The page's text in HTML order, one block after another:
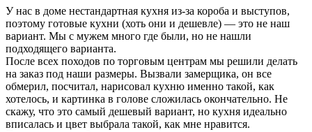
У нас в доме нестандартная кухня из-за короба и выступов,
поэтому готовые кухни (хоть они и дешевле) — это не наш
вариант. Мы с мужем много где были, но не нашли
подходящего варианта.
После всех походов по торговым центрам мы решили делать
на заказ под наши размеры. Вызвали замерщика, он все
обмерил, посчитал, нарисовал кухню именно такой, как
хотелось, и картинка в голове сложилась окончательно. Не
скажу, что это самый дешевый вариант, но кухня идеально
вписалась и цвет выбрала такой, как мне нравится.